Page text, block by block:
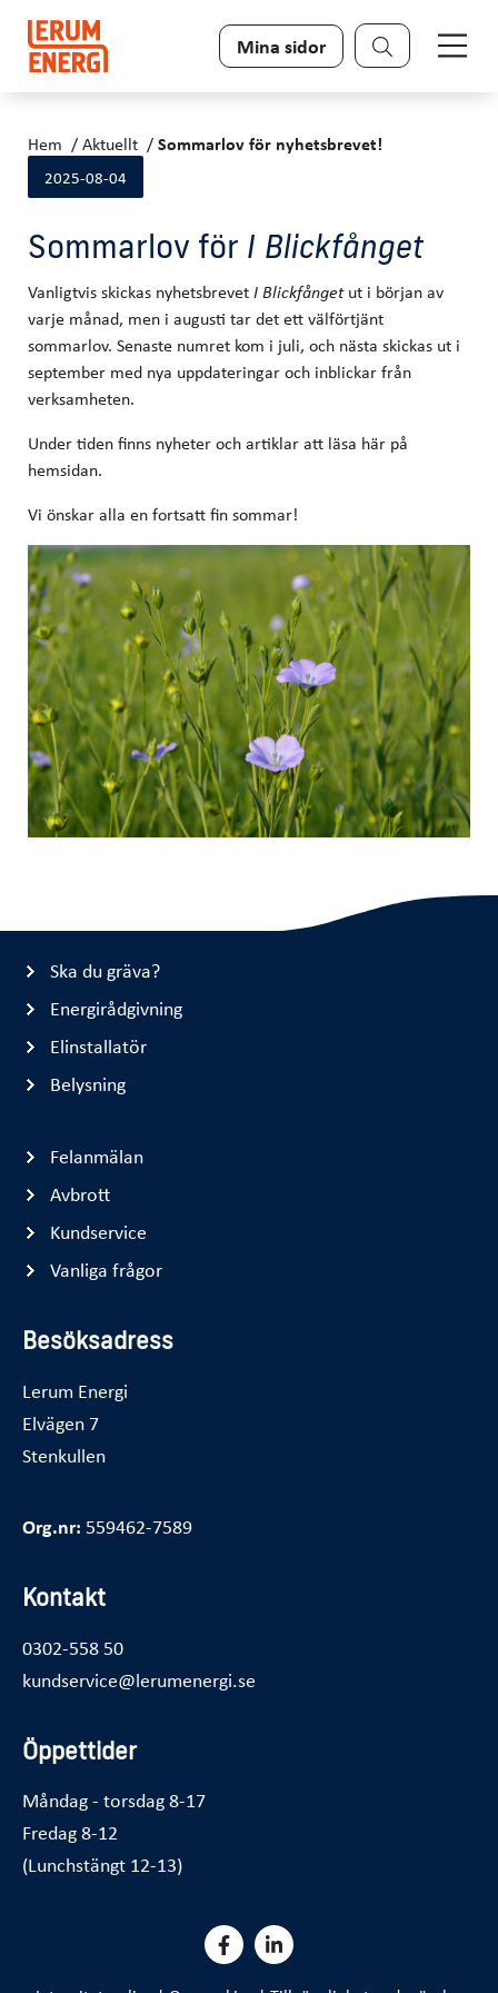
Sök
Mina sidor
Hem Aktuellt Sommarlov för nyhetsbrevet!
2025-08-04
Sommarlov för I Blickfånget
Vanligtvis skickas nyhetsbrevet I Blickfångetut i början av
varje månad, men i augusti tar det ett välförtjänt
sommarlov. Senaste numret kom i juli, och nästa skickas ut i
september med nya uppdateringar och inblickar från
verksamheten.
Under tiden finns nyheter och artiklar att läsa här på
hemsidan.
Vi önskar alla en fortsatt fin sommar!
Ska du gräva?
Energirådgivning
Elinstallatör
Belysning
Felanmälan
Avbrott
Kundservice
Vanliga frågor
Besöksadress
Lerum Energi
Elvägen 7
Stenkullen
Org.nr: 559462-7589
Kontakt
0302-558 50
kundservice@lerumenergi.se
Öppettider
Måndag - torsdag 8-17
Fredag 8-12
(Lunchstängt 12-13)